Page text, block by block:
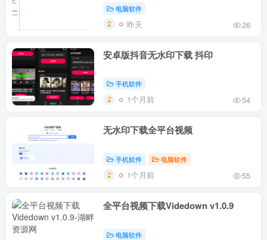
电脑软件
昨天 26
安卓版抖音无水印下载 抖印
手机软件
1个月前 54
无水印下载全平台视频
手机软件 电脑软件
1个月前 55
全平台视频下载Videdown v1.0.9
电脑软件